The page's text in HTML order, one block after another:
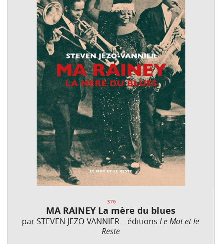
376
MA RAINEY La mère du blues
par STEVEN JEZO-VANNIER – éditionsLe Mot et le
Reste